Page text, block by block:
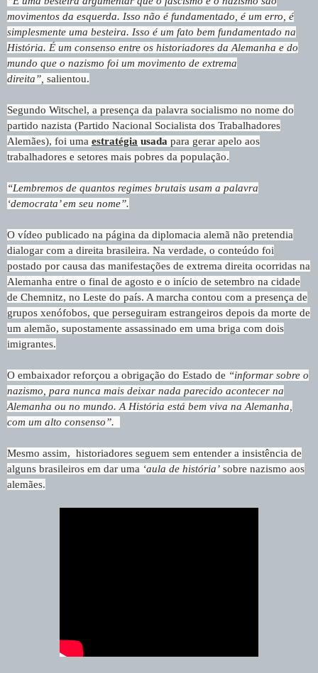
movimentos da esquerda. Isso não é fundamentado, é um erro, é
simplesmente uma besteira. Isso é um fato bem fundamentado na
História. É um consenso entre os historiadores da Alemanha e do
mundo que o nazismo foi um movimento de extrema
direita”, salientou.
Segundo Witschel, a presença da palavra socialismo no nome do
partido nazista (Partido Nacional Socialista dos Trabalhadores
Alemães), foi uma estratégia usada para gerar apelo aos
trabalhadores e setores mais pobres da população.
“Lembremos de quantos regimes brutais usam a palavra
‘democrata’ em seu nome”.
O vídeo publicado na página da diplomacia alemã não pretendia
dialogar com a direita brasileira. Na verdade, o conteúdo foi
postado por causa das manifestações de extrema direita ocorridas na
Alemanha entre o final de agosto e o início de setembro na cidade
de Chemnitz, no Leste do país. A marcha contou com a presença de
grupos xenófobos, que perseguiram estrangeiros depois da morte de
um alemão, supostamente assassinado em uma briga com dois
imigrantes.
O embaixador reforçou a obrigação do Estado de “informar sobre o
nazismo, para nunca mais deixar nada parecido acontecer na
Alemanha ou no mundo. A História está bem viva na Alemanha,
com um alto consenso”.
Mesmo assim, historiadores seguem sem entender a insistência de
alguns brasileiros em dar uma ‘aula de história’ sobre nazismo aos
alemães.